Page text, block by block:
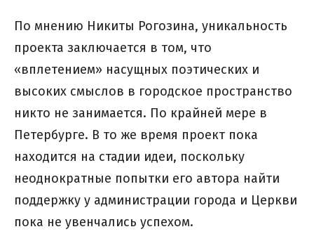
По мнению Никиты Рогозина, уникальность
проекта заключается в том, что
«вплетением» насущных поэтических и
высоких смыслов в городское пространство
никто не занимается. По крайней мере в
Петербурге. В то же время проект пока
находится на стадии идеи, поскольку
неоднократные попытки его автора найти
поддержку у администрации города и Церкви
пока не увенчались успехом.